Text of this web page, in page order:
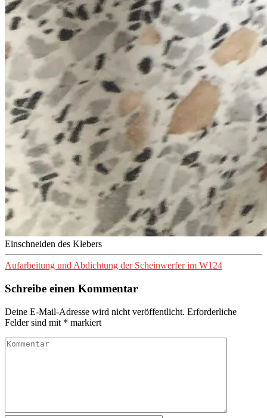
Einschneiden des Klebers
Aufarbeitung und Abdichtung der Scheinwerfer im W124
Schreibe einen Kommentar
Deine E-Mail-Adresse wird nicht veröffentlicht. Erforderliche
Felder sind mit * markiert